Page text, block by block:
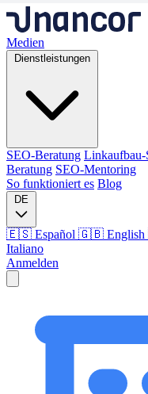
Medien
Dienstleistungen
SEO-Beratung Linkaufbau-
Beratung SEO-Mentoring
So funktioniert es Blog
DE
🇪🇸 Español 🇬🇧 English
Italiano
Anmelden